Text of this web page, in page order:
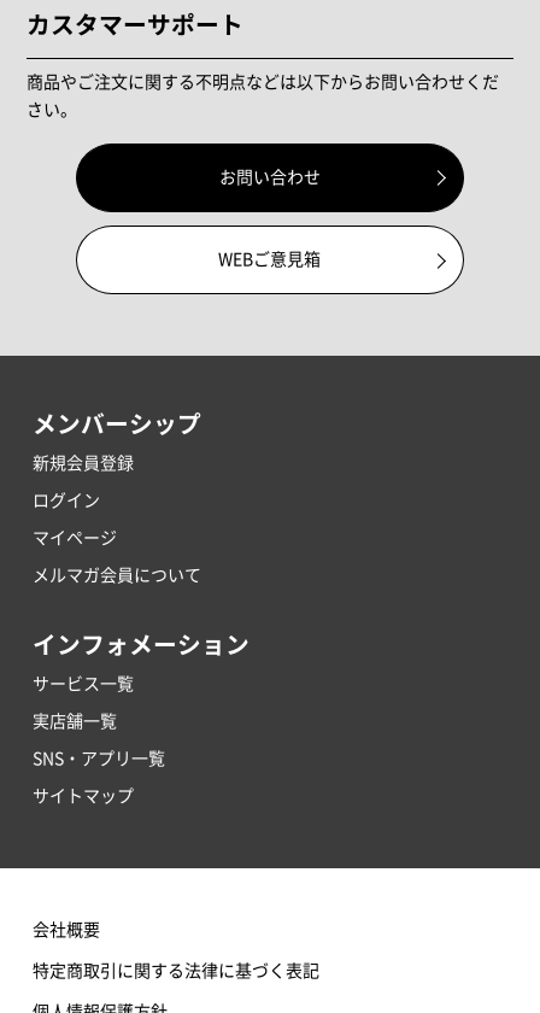
カスタマーサポート
商品やご注文に関する不明点などは以下からお問い合わせくだ
さい。
お問い合わせ
WEBご意見箱
メンバーシップ
新規会員登録
ログイン
マイページ
メルマガ会員について
インフォメーション
サービス一覧
実店舗一覧
SNS・アプリ一覧
サイトマップ
会社概要
特定商取引に関する法律に基づく表記